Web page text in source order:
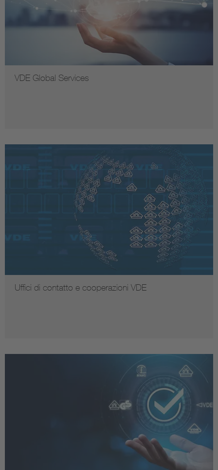
VDE Global Services
Uffici di contatto e cooperazioni VDE